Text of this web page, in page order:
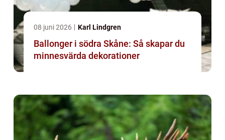
08 juni 2026 Karl Lindgren
Ballonger i södra Skåne: Så skapar du
minnesvärda dekorationer